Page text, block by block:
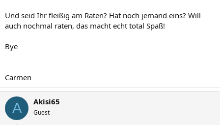
Und seid Ihr fleißig am Raten? Hat noch jemand eins? Will
auch nochmal raten, das macht echt total Spaß!
Bye
Carmen
A Akisi65
Guest